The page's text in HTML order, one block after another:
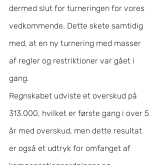
dermed slut for turneringen for vores
vedkommende. Dette skete samtidig
med, at en ny turnering med masser
af regler og restriktioner var gået i
gang.
Regnskabet udviste et overskud på
313.000, hvilket er første gang i over 5
år med overskud, men dette resultat
er også et udtryk for omfanget af